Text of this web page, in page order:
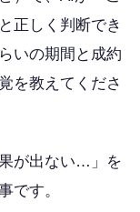
正しく判断でき
いの期間と成約
を教えてくださ
が出ない…」を
です。